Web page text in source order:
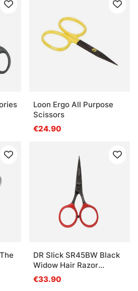
aide à garder le contrôle, à
précision, et à faire face aux
parfois presque furtives. Un
change tout. Vraiment.
qu’un besoin très précis se
La gamme peut paraître
de pêche
sur la pêche à la traîne
à la traîne ?
?
canne pour la pêche à la
Loon Ergo All Purpose
Scissors
€24.90
DR Slick SR45BW Black
Widow Hair Razor
Scissor 4-1/2'' Bent
Shaft Black and Red
€33.90